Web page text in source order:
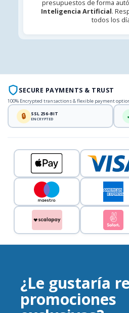
presupuestos de forma
Inteligencia Artificial.
todos los
SECURE PAYMENTS & TRUST
100% Encrypted transactions & flexible payment
🔒 SSL 256-BIT
ENCRYPTED
¿Le gustaría
promociones